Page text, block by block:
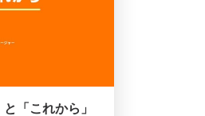
「これから」